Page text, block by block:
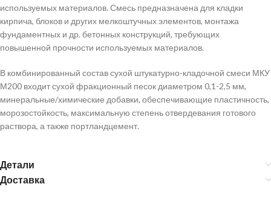
используемых материалов. Смесь предназначена для кладки
кирпича, блоков и других мелкоштучных элементов, монтажа
фундаментных и др. бетонных конструкций, требующих
повышенной прочности используемых материалов.
В комбинированный состав сухой штукатурно-кладочной смеси МКУ
М200 входит сухой фракционный песок диаметром 0,1-2,5 мм,
минеральные/химические добавки, обеспечивающие пластичность,
морозостойкость, максимальную степень отвердевания готового
раствора, а также портландцемент.
Детали
Доставка